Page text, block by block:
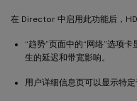
在 Director 中启用此功能后，
“趋势”页面中的“网络”选项
生的延迟和带宽影响。
用户详细信息页可以显示特